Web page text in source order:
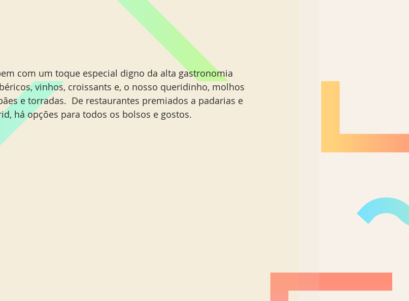
com um toque especial digno da alta gastronomia
vinhos, croissants e, o nosso queridinho, molhos
e torradas.  De restaurantes premiados a padarias e
há opções para todos os bolsos e gostos.